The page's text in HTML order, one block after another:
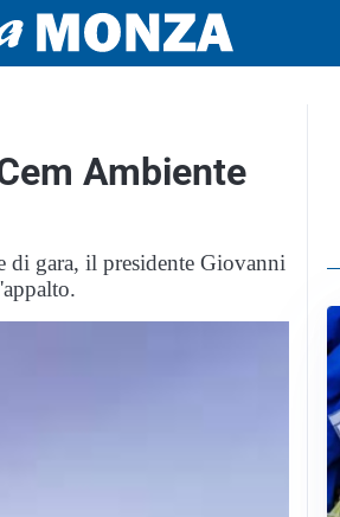
Ambiente
di gara, il presidente Giovanni